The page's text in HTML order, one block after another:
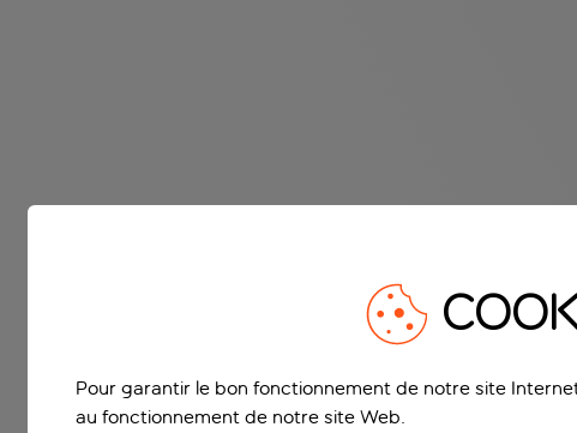
Pour garantir le bon fonctionnement de notre site
au fonctionnement de notre site Web.